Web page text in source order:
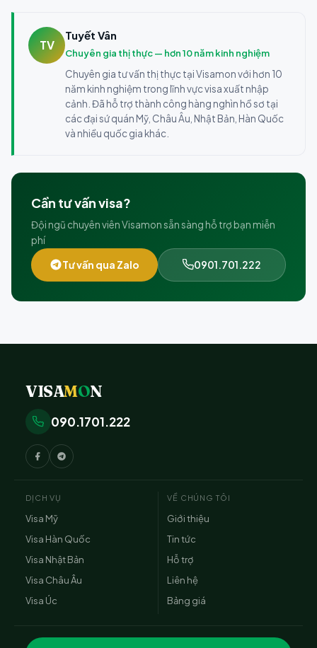
TV
Tuyết Vân
Chuyên gia thị thực — hơn 10 năm kinh nghiệm
Chuyên gia tư vấn thị thực tại Visamon với hơn 10
năm kinh nghiệm trong lĩnh vực visa xuất nhập
cảnh. Đã hỗ trợ thành công hàng nghìn hồ sơ tại
các đại sứ quán Mỹ, Châu Âu, Nhật Bản, Hàn Quốc
và nhiều quốc gia khác.
Cần tư vấn visa?
Đội ngũ chuyên viên Visamon sẵn sàng hỗ trợ bạn miễn
phí
Tư vấn qua Zalo 0901.701.222
VISAMON
090.1701.222
DỊCH VỤ
Visa Mỹ
Visa Hàn Quốc
Visa Nhật Bản
Visa Châu Âu
Visa Úc
VỀ CHÚNG TÔI
Giới thiệu
Tin tức
Hỗ trợ
Liên hệ
Bảng giá